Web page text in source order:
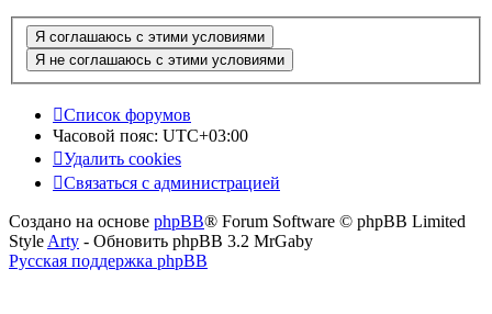
Список форумов
Часовой пояс: UTC+03:00
Удалить cookies
Связаться с администрацией
Создано на основе phpBB® Forum Software © phpBB Limited
Style Arty - Обновить phpBB 3.2 MrGaby
Русская поддержка phpBB